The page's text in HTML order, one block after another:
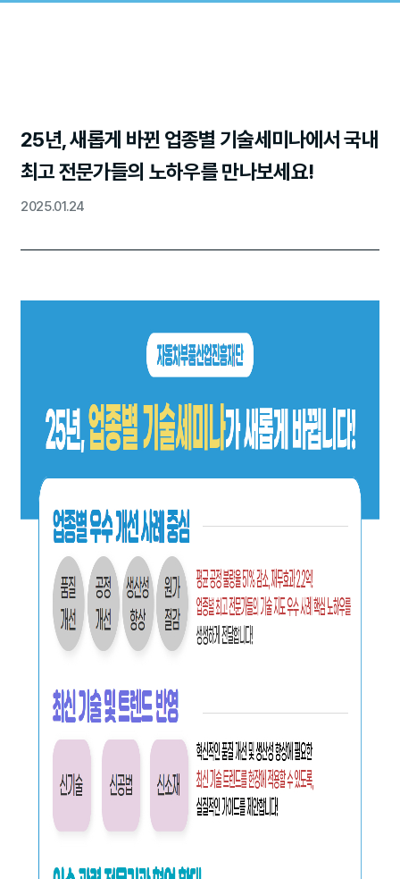
25년, 새롭게 바뀐 업종별 기술세미나에서 국내
최고 전문가들의 노하우를 만나보세요!
2025.01.24